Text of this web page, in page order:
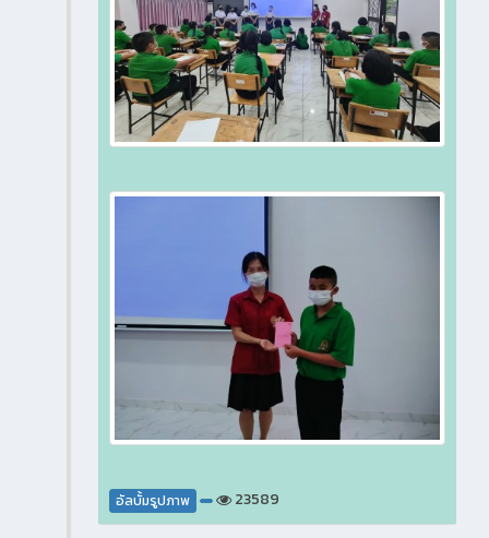
อัลบั้มรูปภาพ 23589